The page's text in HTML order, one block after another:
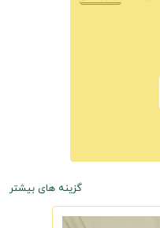
گزینه های بیشتر